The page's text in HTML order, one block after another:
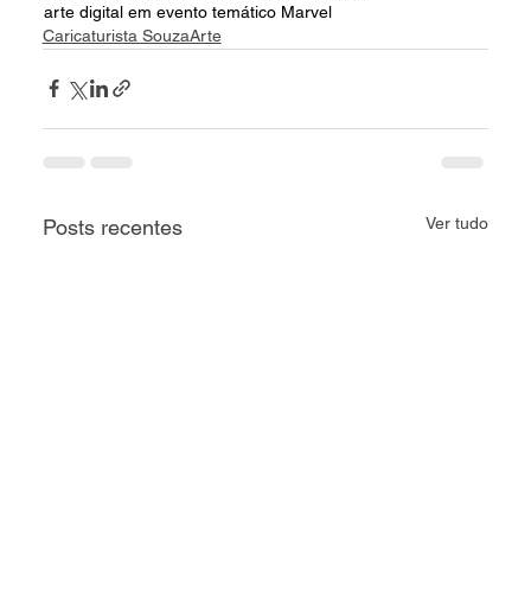
arte digital em evento temático Marvel
Caricaturista SouzaArte
Posts recentes Ver tudo